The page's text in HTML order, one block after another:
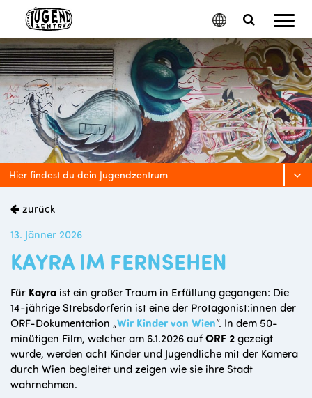
Menu
Toggle
Search
Google
Translate
Hier findest du dein Jugendzentrum
zurück
13. Jänner 2026
KAYRA IM FERNSEHEN
Für Kayra ist ein großer Traum in Erfüllung gegangen: Die
14-jährige Strebsdorferin ist eine der Protagonist:innen der
ORF-Dokumentation „Wir Kinder von Wien“. In dem 50-
minütigen Film, welcher am 6.1.2026 aufORF 2gezeigt
wurde, werden acht Kinder und Jugendliche mit der Kamera
durch Wien begleitet und zeigen wie sie ihre Stadt
wahrnehmen.